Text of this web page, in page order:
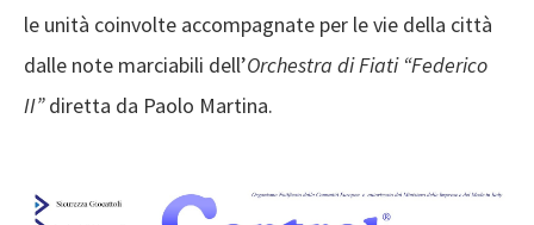
le unità coinvolte accompagnate per le vie della città
dalle note marciabili dell’Orchestra di Fiati “Federico
II”diretta da Paolo Martina.